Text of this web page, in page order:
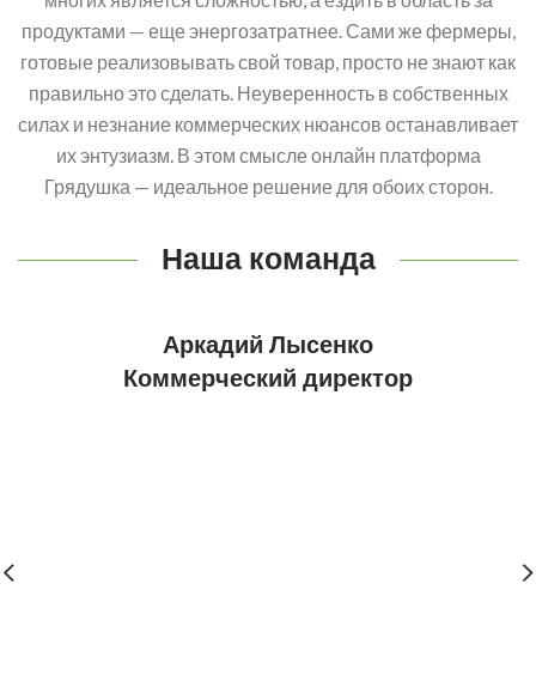
продуктами — еще энергозатратнее. ​Сами же фермеры,
готовые реализовывать свой товар, просто не знают как
правильно это сделать. Неуверенность в собственных
силах и незнание коммерческих нюансов останавливает
их энтузиазм. В этом смысле онлайн платформа
Грядушка — идеальное решение для обоих сторон.​
Наша команда